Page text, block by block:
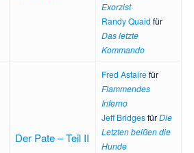
Exorzist
Randy Quaid für
Das letzte
Kommando
Der Pate – Teil II
Fred Astairefür
Flammendes
Inferno
Jeff BridgesfürDie
Letzten beißen die
Hunde